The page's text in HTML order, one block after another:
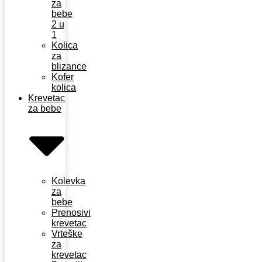
za
bebe
2 u
1
Kolica
za
blizance
Kofer
kolica
Krevetac
za bebe
Kolevka
za
bebe
Prenosivi
krevetac
Vrteške
za
krevetac